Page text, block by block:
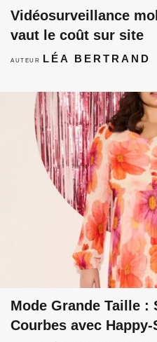
Vidéosurveillance
vaut le coût sur site
AUTEUR LÉA BERTRAND
Mode Grande Taille :
Courbes avec Happy-